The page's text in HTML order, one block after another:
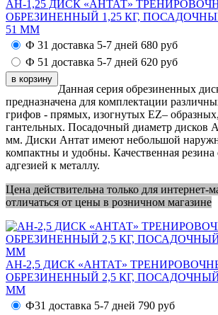
АН-1,25 ДИСК «АНТАТ»
ОБРЕЗИНЕННЫЙ 1,25 КГ,
51 ММ
Ф 31 доставка 5-7 дней 680 руб
Ф 51 доставка 5-7 дней 620 руб
Данная серия обрезиненных
предназначена для комплектации
грифов - прямых, изогнутых EZ–
гантельных. Посадочный диаметр дисков
мм. Диски Антат имеют небольшой
компактны и удобны. Качественная резина
адгезией к металлу.
Цена действительна только для интернет-
отличаться от цены в розничном магазине
АН-2,5 ДИСК «АНТАТ»
ОБРЕЗИНЕННЫЙ 2,5 КГ, ПОСАДОЧНЫЙ
ММ
Ф31 доставка 5-7 дней 790 руб